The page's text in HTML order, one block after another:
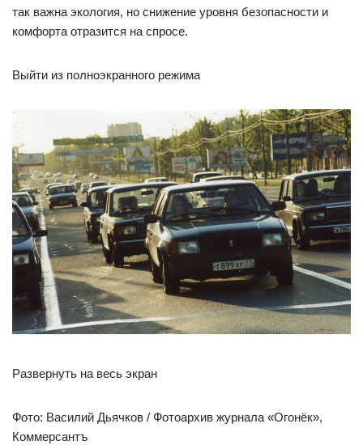
так важна экология, но снижение уровня безопасности и
комфорта отразится на спросе.
Выйти из полноэкранного режима
Развернуть на весь экран
Фото: Василий Дьячков / Фотоархив журнала «Огонёк»,
Коммерсантъ